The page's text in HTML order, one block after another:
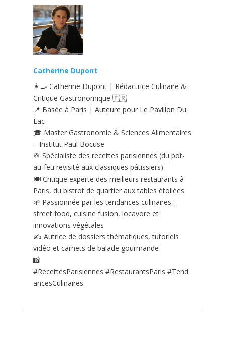
Catherine Dupont
👩‍🍳 Catherine Dupont | Rédactrice Culinaire &
Critique Gastronomique 🇫🇷
📍 Basée à Paris | Auteure pour Le Pavillon Du
Lac
🎓 Master Gastronomie & Sciences Alimentaires
– Institut Paul Bocuse
🍲 Spécialiste des recettes parisiennes (du pot-
au‑feu revisité aux classiques pâtissiers)
🍽️ Critique experte des meilleurs restaurants à
Paris, du bistrot de quartier aux tables étoilées
🌱 Passionnée par les tendances culinaires :
street food, cuisine fusion, locavore et
innovations végétales
✍️ Autrice de dossiers thématiques, tutoriels
vidéo et carnets de balade gourmande
📸
#RecettesParisiennes #RestaurantsParis #Tend
ancesCulinaires